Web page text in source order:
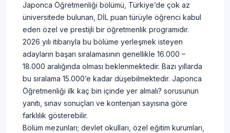
Japonca Öğretmenliği bölümü, Türkiye’de çok az
üniversitede bulunan, DİL puan türüyle öğrenci kabul
eden özel ve prestijli bir öğretmenlik programıdır.
2026 yılı itibarıyla bu bölüme yerleşmek isteyen
adayların başarı sıralamasının genellikle 16.000 –
18.000 aralığında olması beklenmektedir. Bazı yıllarda
bu sıralama 15.000’e kadar düşebilmektedir. Japonca
Öğretmenliği ilk kaç bin içinde yer almalı? sorusunun
yanıtı, sınav sonuçları ve kontenjan sayısına göre
farklılık gösterebilir.
Bölüm mezunları; devlet okulları, özel eğitim kurumları,